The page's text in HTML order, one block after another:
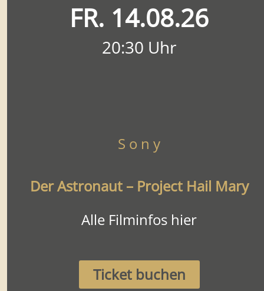
FR. 14.08.26
20:30 Uhr
S o n y
Der Astronaut – Project Hail Mary
Alle Filminfos hier
Ticket buchen